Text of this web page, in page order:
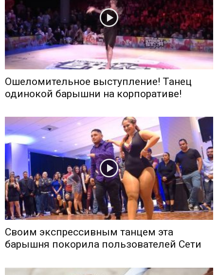
Ошеломительное выступление! Танец
одинокой барышни на корпоративе!
Своим экспрессивным танцем эта
барышня покорила пользователей Сети